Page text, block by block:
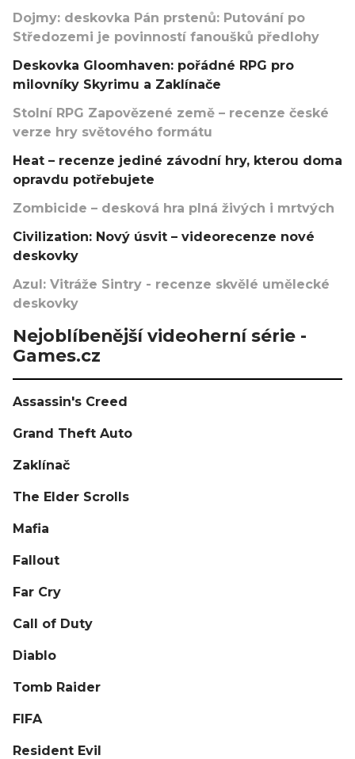
Dojmy: deskovka Pán prstenů: Putování po
Středozemi je povinností fanoušků předlohy
Deskovka Gloomhaven: pořádné RPG pro
milovníky Skyrimu a Zaklínače
Stolní RPG Zapovězené země – recenze české
verze hry světového formátu
Heat – recenze jediné závodní hry, kterou doma
opravdu potřebujete
Zombicide – desková hra plná živých i mrtvých
Civilization: Nový úsvit – videorecenze nové
deskovky
Azul: Vitráže Sintry - recenze skvělé umělecké
deskovky
Nejoblíbenější videoherní série -
Games.cz
Assassin's Creed
Grand Theft Auto
Zaklínač
The Elder Scrolls
Mafia
Fallout
Far Cry
Call of Duty
Diablo
Tomb Raider
FIFA
Resident Evil